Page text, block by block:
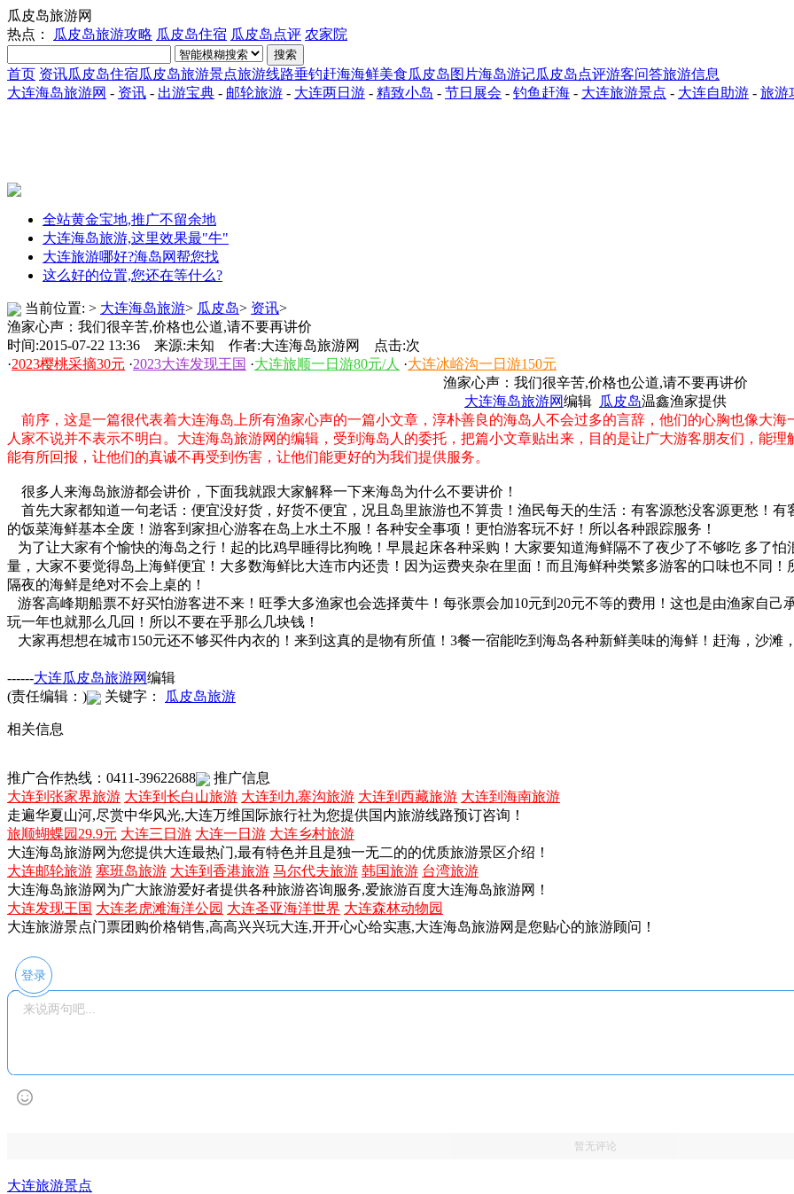
瓜皮岛旅游网
热点：
瓜皮岛旅游攻略 瓜皮岛住宿 瓜皮岛点评 农家院
搜索
首页 资讯瓜皮岛住宿瓜皮岛旅游景点旅游线路垂钓赶海海鲜美食瓜皮岛图片海岛游记瓜皮岛点评游客问答旅游信息
大连海岛旅游网 - 资讯 - 出游宝典 - 邮轮旅游 - 大连两日游 - 精致小岛 - 节日展会 - 钓鱼赶海 - 大连旅游景点 - 大连自助游 - 旅游
全站黄金宝地,推广不留余地
大连海岛旅游,这里效果最"牛"
大连旅游哪好?海岛网帮您找
这么好的位置,您还在等什么?
当前位置: > 大连海岛旅游> 瓜皮岛> 资讯>
渔家心声：我们很辛苦,价格也公道,请不要再讲价
时间:2015-07-22 13:36 来源:未知 作者:大连海岛旅游网 点击:次
·2023樱桃采摘30元 ·2023大连发现王国 ·大连旅顺一日游80元/人 ·大连冰峪沟一日游150元
渔家心声：我们很辛苦,价格也公道,请不要再讲价
大连海岛旅游网编辑 瓜皮岛温鑫渔家提供
前序，这是一篇很代表着大连海岛上所有渔家心声的一篇小文章，淳朴善良的海岛人不会过多的言辞，他们的心胸也像大
人家不说并不表示不明白。大连海岛旅游网的编辑，受到海岛人的委托，把篇小文章贴出来，目的是让广大游客朋友们，能
能有所回报，让他们的真诚不再受到伤害，让他们能更好的为我们提供服务。
很多人来海岛旅游都会讲价，下面我就跟大家解释一下来海岛为什么不要讲价！
首先大家都知道一句老话：便宜没好货，好货不便宜，况且岛里旅游也不算贵！渔民每天的生活：有客源愁没客源更愁！
的饭菜海鲜基本全废！游客到家担心游客在岛上水土不服！各种安全事项！更怕游客玩不好！所以各种跟踪服务！
为了让大家有个愉快的海岛之行！起的比鸡早睡得比狗晚！早晨起床各种采购！大家要知道海鲜隔不了夜少了不够吃 多了
量，大家不要觉得岛上海鲜便宜！大多数海鲜比大连市内还贵！因为运费夹杂在里面！而且海鲜种类繁多游客的口味也不同
隔夜的海鲜是绝对不会上桌的！
游客高峰期船票不好买怕游客进不来！旺季大多渔家也会选择黄牛！每张票会加10元到20元不等的费用！这也是由渔家自
玩一年也就那么几回！所以不要在乎那么几块钱！
大家再想想在城市150元还不够买件内衣的！来到这真的是物有所值！3餐一宿能吃到海岛各种新鲜美味的海鲜！赶海，沙滩
------大连瓜皮岛旅游网编辑
(责任编辑：)
关键字： 瓜皮岛旅游
相关信息
推广合作热线：0411-39622688
推广信息
大连到张家界旅游 大连到长白山旅游 大连到九寨沟旅游 大连到西藏旅游 大连到海南旅游
走遍华夏山河,尽赏中华风光,大连万维国际旅行社为您提供国内旅游线路预订咨询！
旅顺蝴蝶园29.9元 大连三日游 大连一日游 大连乡村旅游
大连海岛旅游网为您提供大连最热门,最有特色并且是独一无二的的优质旅游景区介绍！
大连邮轮旅游 塞班岛旅游 大连到香港旅游 马尔代夫旅游 韩国旅游 台湾旅游
大连海岛旅游网为广大旅游爱好者提供各种旅游咨询服务,爱旅游百度大连海岛旅游网！
大连发现王国 大连老虎滩海洋公园 大连圣亚海洋世界 大连森林动物园
大连旅游景点门票团购价格销售,高高兴兴玩大连,开开心心给实惠,大连海岛旅游网是您贴心的旅游顾问！
登录
暂无评论
大连旅游景点